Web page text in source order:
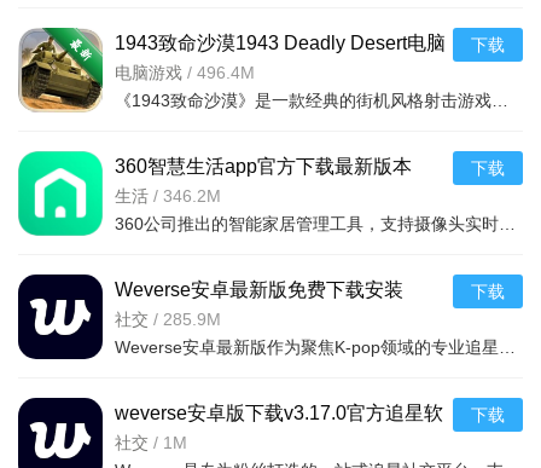
9 香团网 每日特价菜秒杀，吃啥都划算。
10 米其林 星探指南，高端餐饮品质保证。
本榜单基于海量用户真实评价与消费数据实时生成，每日更
新。使用时请开启定位权限，以确保获取本地精准推荐。榜单默
比优先”或“距离最近”模式。常见问题：若榜单加载失败，请检查
网络后下拉刷新；若显示“暂无数据”，请尝试切换城市或扩大搜
索范围。安装技巧：首次使用建议在“设置-隐私”中允许访问位
存榜单图片，节省流量。注意：部分商家可能存在刷分行为，建
议结合“最新评价”与“低分评价”综合判断，理性参考榜单排名。榜
1943致命沙漠1943 Deadly Desert电脑
版v1.0射击游戏
电脑游戏 / 496.4M
下载
360智慧生活app官方下载最新版本
v2.30.0 2026安卓版
生活 / 346.2M
下载
Weverse安卓最新版免费下载安装
v3.17.0官方版
社交 / 285.9M
下载
weverse安卓版下载v3.17.0官方追星软
件
社交 / 1M
下载